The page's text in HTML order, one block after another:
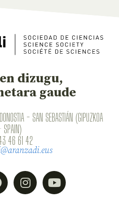
dizugu,
gaude
- SAN SEBASTIÁN (GIPUZKOA
· SPAIN)
46 61 42